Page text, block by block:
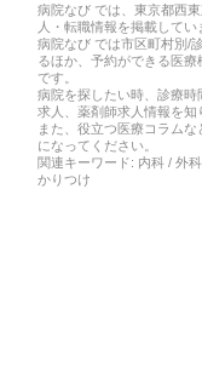
病院なび では、 東京都西
人・転職情報を掲載してい
病院なび では市区町村別/
るほか、予約ができる医
です。
病院を探したい時、診療
求人、薬剤師求人情報を知
また、役立つ医療コラム
になってください。
関連キーワード: 内科 / 外
かりつけ